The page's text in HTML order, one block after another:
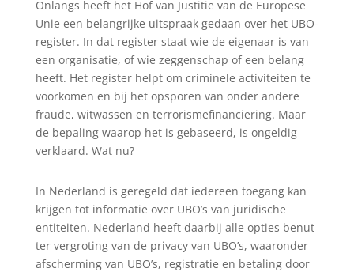
Onlangs heeft het Hof van Justitie van de Europese
Unie een belangrijke uitspraak gedaan over het UBO-
register. In dat register staat wie de eigenaar is van
een organisatie, of wie zeggenschap of een belang
heeft. Het register helpt om criminele activiteiten te
voorkomen en bij het opsporen van onder andere
fraude, witwassen en terrorismefinanciering. Maar
de bepaling waarop het is gebaseerd, is ongeldig
verklaard. Wat nu?
In Nederland is geregeld dat iedereen toegang kan
krijgen tot informatie over UBO’s van juridische
entiteiten. Nederland heeft daarbij alle opties benut
ter vergroting van de privacy van UBO’s, waaronder
afscherming van UBO’s, registratie en betaling door